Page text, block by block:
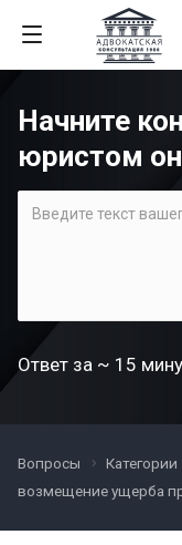
Начните
юристом
Ответ за ~ 15
Вопросы Категории
возмещение ущерба